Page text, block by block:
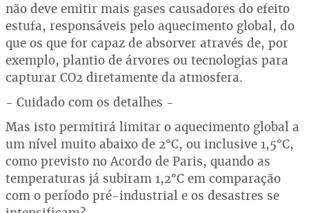
não deve emitir mais gases causadores do efeito
estufa, responsáveis pelo aquecimento global, do
que os que for capaz de absorver através de, por
exemplo, plantio de árvores ou tecnologias para
capturar CO2 diretamente da atmosfera.
- Cuidado com os detalhes -
Mas isto permitirá limitar o aquecimento global a
um nível muito abaixo de 2°C, ou inclusive 1,5°C,
como previsto no Acordo de Paris, quando as
temperaturas já subiram 1,2°C em comparação
com o período pré-industrial e os desastres se